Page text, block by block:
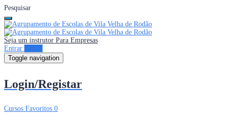
Pesquisar
Seja um instrutor Para Empresas
Entrar
Toggle navigation
Login/Registar
Cursos Favoritos 0